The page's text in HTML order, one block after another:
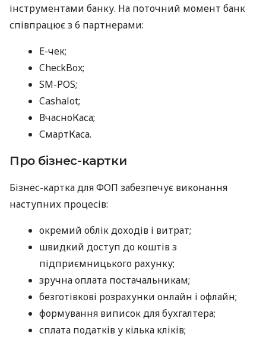
інструментами банку. На поточний момент банк
співпрацює з 6 партнерами:
E-чек;
CheckBox;
SM-POS;
Cashalot;
ВчасноКаса;
СмартКаса.
Про бізнес-картки
Бізнес-картка для ФОП забезпечує виконання
наступних процесів:
окремий облік доходів і витрат;
швидкий доступ до коштів з
підприємницького рахунку;
зручна оплата постачальникам;
безготівкові розрахунки онлайн і офлайн;
формування виписок для бухгалтера;
сплата податків у кілька кліків;